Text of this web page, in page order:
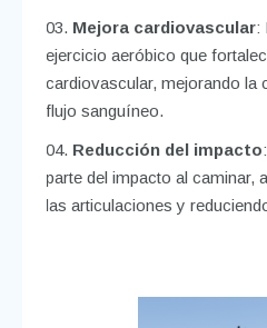
Mejora cardiovascular:
ejercicio aeróbico que
cardiovascular, mejorando la
flujo sanguíneo.
Reducción del impacto
parte del impacto al caminar,
las articulaciones y